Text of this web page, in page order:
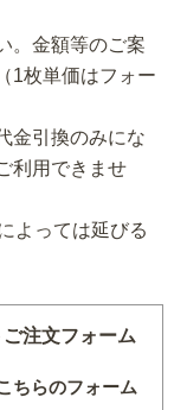
。金額等のご案
1枚単価はフォー
金引換のみにな
利用できませ
よっては延びる